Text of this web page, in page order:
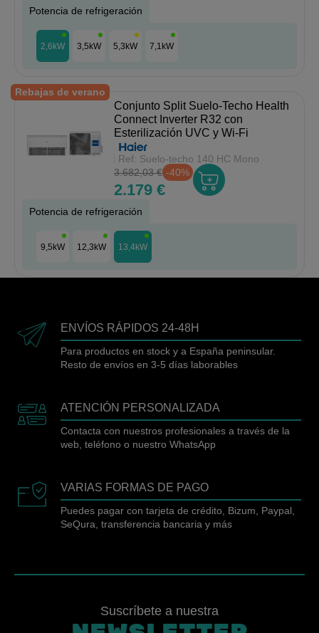
Potencia de refrigeración
2,6kW 3,5kW 5,3kW 7,1kW
Rebajas de verano
Conjunto Split Suelo-Techo Health
Connect Inverter R32 con
Esterilización UVC y Wi-Fi
Ref: Suelo-techo 140 HC Mono
3.682,03 € -40%
2.179 €
Potencia de refrigeración
9,5kW 12,3kW 13,4kW
ENVÍOS RÁPIDOS 24-48H
Para productos en stock y a España peninsular.
Resto de envíos en 3-5 días laborables
ATENCIÓN PERSONALIZADA
Contacta con nuestros profesionales a través de la
web, teléfono o nuestro WhatsApp
VARIAS FORMAS DE PAGO
Puedes pagar con tarjeta de crédito, Bizum, Paypal,
SeQura, transferencia bancaria y más
Suscríbete a nuestra